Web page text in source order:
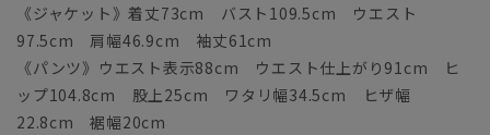
《ジャケット》着丈73cm バスト109.5cm ウエスト
97.5cm 肩幅46.9cm 袖丈61cm
《パンツ》ウエスト表示88cm ウエスト仕上がり91cm ヒ
ップ104.8cm 股上25cm ワタリ幅34.5cm ヒザ幅
22.8cm 裾幅20cm